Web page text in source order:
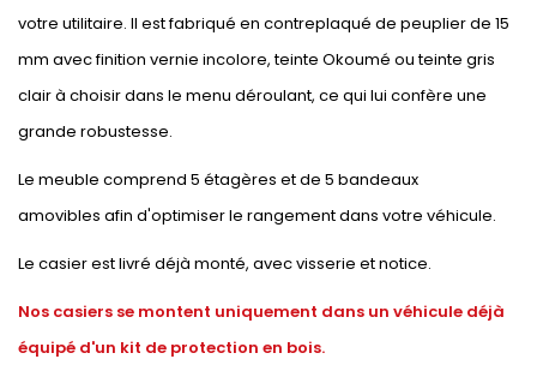
votre utilitaire. Il est fabriqué en contreplaqué de peuplier de 15
mm avec finition vernie incolore, teinte Okoumé ou teinte gris
clair à choisir dans le menu déroulant, ce qui lui confère une
grande robustesse.
Le meuble comprend 5 étagères et de 5 bandeaux
amovibles afin d'optimiser le rangement dans votre véhicule.
Le casier est livré déjà monté, avec visserie et notice.
Nos casiers se montent uniquement dans un véhicule déjà
équipé d'un kit de protection en bois.